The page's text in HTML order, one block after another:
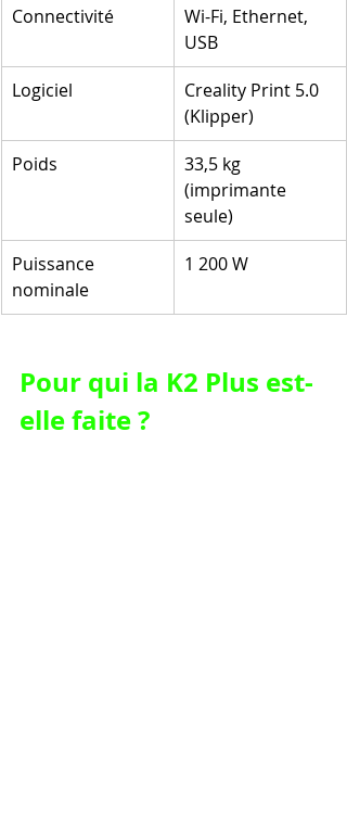
Connectivité
Wi-Fi, Ethernet,
USB
Logiciel
Creality Print 5.0
(Klipper)
Poids
33,5 kg
(imprimante
seule)
Puissance
nominale
1 200 W
Pour qui la K2 Plus est-
elle faite ?